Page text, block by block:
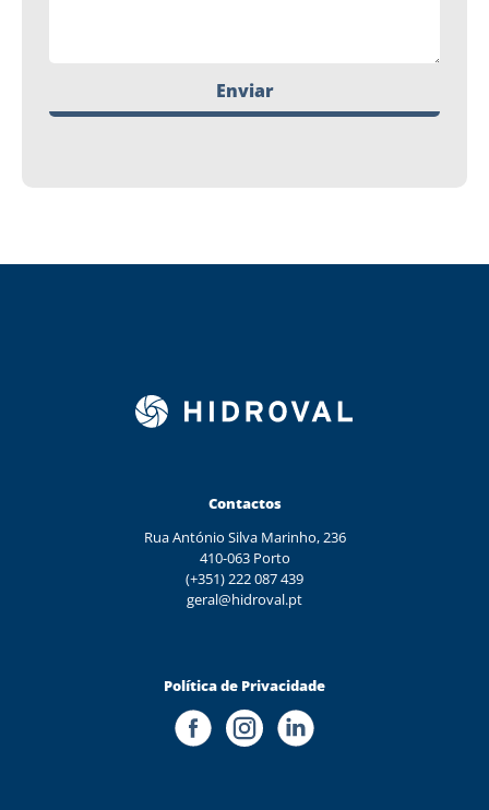
Enviar
Contactos
Rua António Silva Marinho, 236
410-063 Porto
(+351) 222 087 439
geral@hidroval.pt
Política de Privacidade